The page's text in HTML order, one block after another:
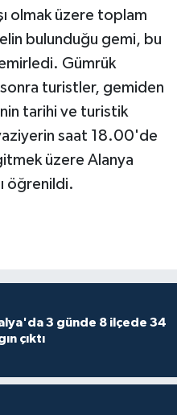
olmak üzere toplam
bulunduğu gemi, bu
Gümrük
turistler, gemiden
tarihi ve turistik
saat 18.00'de
üzere Alanya
öğrenildi.
3 günde 8 ilçede 34
çıktı